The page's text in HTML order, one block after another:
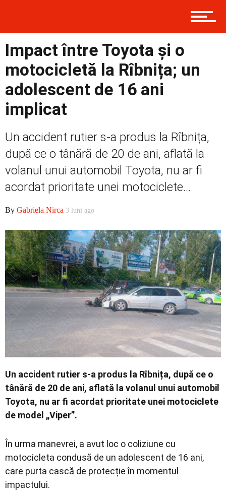
Prima
Externe
Economic
Contact
Impact între Toyota și o
motocicletă la Rîbnița; un
adolescent de 16 ani
implicat
Un accident rutier s-a produs la Rîbnița,
după ce o tânără de 20 de ani, aflată la
volanul unui automobil Toyota, nu ar fi
acordat prioritate unei motociclete...
By Gabriela Nirca 3 luni ago
Un accident rutier s-a produs la Rîbnița, după ce o
tânără de 20 de ani, aflată la volanul unui automobil
Toyota, nu ar fi acordat prioritate unei motociclete
de model „Viper”.
În urma manevrei, a avut loc o coliziune cu
motocicleta condusă de un adolescent de 16 ani,
care purta cască de protecție în momentul
impactului.